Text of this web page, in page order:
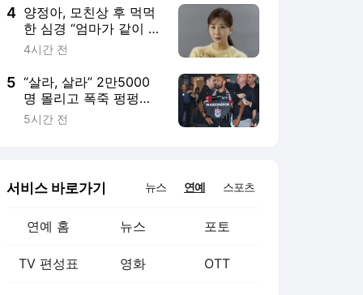
4 양정아, 모친상 후 먹먹
한 심경 “엄마가 같이 시
간 보내줘서 고맙다고
4시간 전
5 “살라, 살라” 2만5000
명 몰리고 폭죽 펑펑
···“밀란·유벤투스 등 아
5시간 전
서비스 바로가기 뉴스 연예 스포츠
연예 홈 뉴스 포토
TV 편성표 영화 OTT